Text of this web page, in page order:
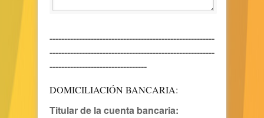
--------------------------------------------------------
--------------------------------------------------------
---------------------------------
DOMICILIACIÓN BANCARIA:
Titular de la cuenta bancaria: